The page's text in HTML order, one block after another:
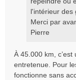
l'intérieur des
Merci par
Pierre
À 45.000 km,
entretenue. Pour
fonctionne sans